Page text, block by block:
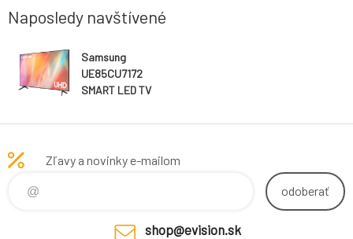
Naposledy navštívené
Samsung
UE85CU7172
SMART LED TV
Zľavy a novinky e-mailom
odoberať
shop@evision.sk